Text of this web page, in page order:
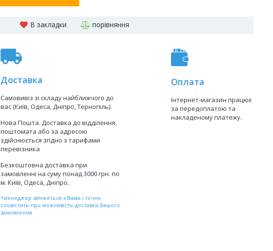
В закладки порівняння
Доставка
Самовивіз зі складу найближчого до
вас (Київ, Одеса, Дніпро, Тернопіль).
Нова Пошта. Доставка до відділення,
поштомата або за адресою
здійснюється згідно з тарифами
перевізника
Безкоштовна доставка при
замовленні на суму понад 3000 грн. по
м. Київ, Одеса, Дніпро.
*менеджер зв’яжеться з Вами і точно
сповістить про можливість доставки Вашого
замовлення
Оплата
Інтернет-магазин працює
за передоплатою та
накладеному платежу.